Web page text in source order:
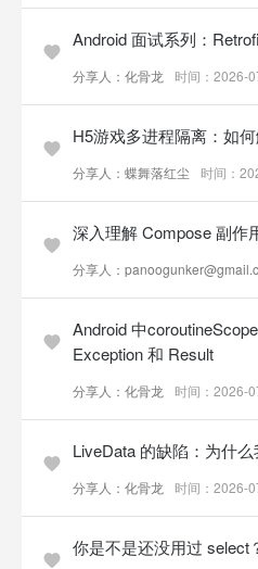
Android 面试系列：
分享人：化骨龙 时间：2026-
H5游戏多进程隔离：如
分享人：蝶舞落红尘 时间：
深入理解 Compose 副作
分享人：
Android 中
Exception 和 Result
分享人：化骨龙 时间：2026-
LiveData 的缺陷：为什
分享人：化骨龙 时间：2026-
你是不是还没用过 select